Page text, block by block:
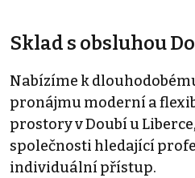
Sklad s obsluhou
Nabízíme k
pronájmu moderní a
prostory v Doubí u
společnosti hledající
individuální přístup.